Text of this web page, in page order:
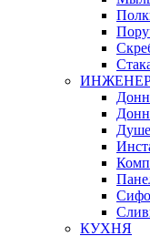
КУХНЯ